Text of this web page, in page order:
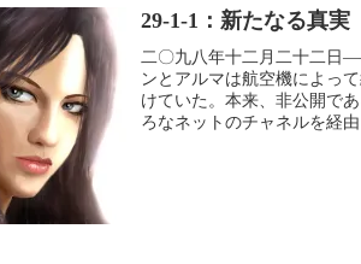
29-1-1：新たなる真実
二〇九八年十二月二十二
ンとアルマは航空機によっ
けていた。本来、非公開で
ろなネットのチャネルを経